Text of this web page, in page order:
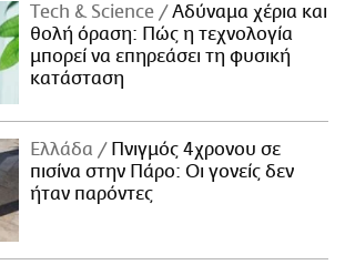
Τech & Science
Αδύναμα χέρια και
θολή όραση: Πώς η τεχνολογία
μπορεί να επηρεάσει τη φυσική
κατάσταση
Ελλάδα
Πνιγμός 4χρονου σε
πισίνα στην Πάρο: Οι γονείς δεν
ήταν παρόντες